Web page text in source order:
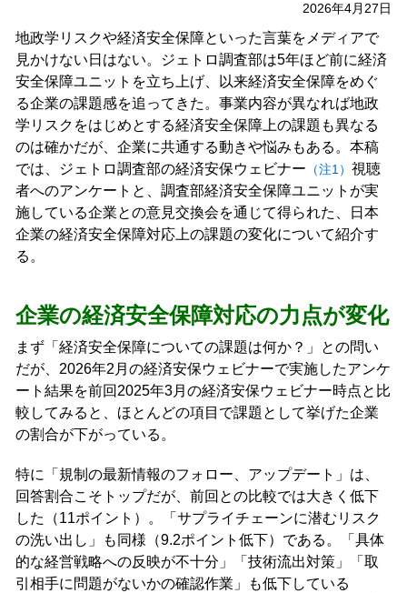
2026年4月27日
地政学リスクや経済安全保障といった言葉をメディアで
見かけない日はない。ジェトロ調査部は5年ほど前に経済
安全保障ユニットを立ち上げ、以来経済安全保障をめぐ
る企業の課題感を追ってきた。事業内容が異なれば地政
学リスクをはじめとする経済安全保障上の課題も異なる
のは確かだが、企業に共通する動きや悩みもある。本稿
では、ジェトロ調査部の経済安保ウェビナー （注1） 視聴
者へのアンケートと、調査部経済安全保障ユニットが実
施している企業との意見交換会を通じて得られた、日本
企業の経済安全保障対応上の課題の変化について紹介す
る。
企業の経済安全保障対応の力点が変化
まず「経済安全保障についての課題は何か？」との問い
だが、2026年2月の経済安保ウェビナーで実施したアンケ
ート結果を前回2025年3月の経済安保ウェビナー時点と比
較してみると、ほとんどの項目で課題として挙げた企業
の割合が下がっている。
特に「規制の最新情報のフォロー、アップデート」は、
回答割合こそトップだが、前回との比較では大きく低下
した（11ポイント）。「サプライチェーンに潜むリスク
の洗い出し」も同様（9.2ポイント低下）である。「具体
的な経営戦略への反映が不十分」「技術流出対策」「取
引相手に問題がないかの確認作業」も低下している